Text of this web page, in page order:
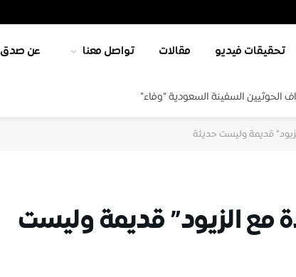
تحقيقات فيديو مقالات تواصل معنا عن صدق
الحوثيين السفينة السعودية “وفاء”
قديمة وليست حديثة
مع الزيود” قديمة وليست